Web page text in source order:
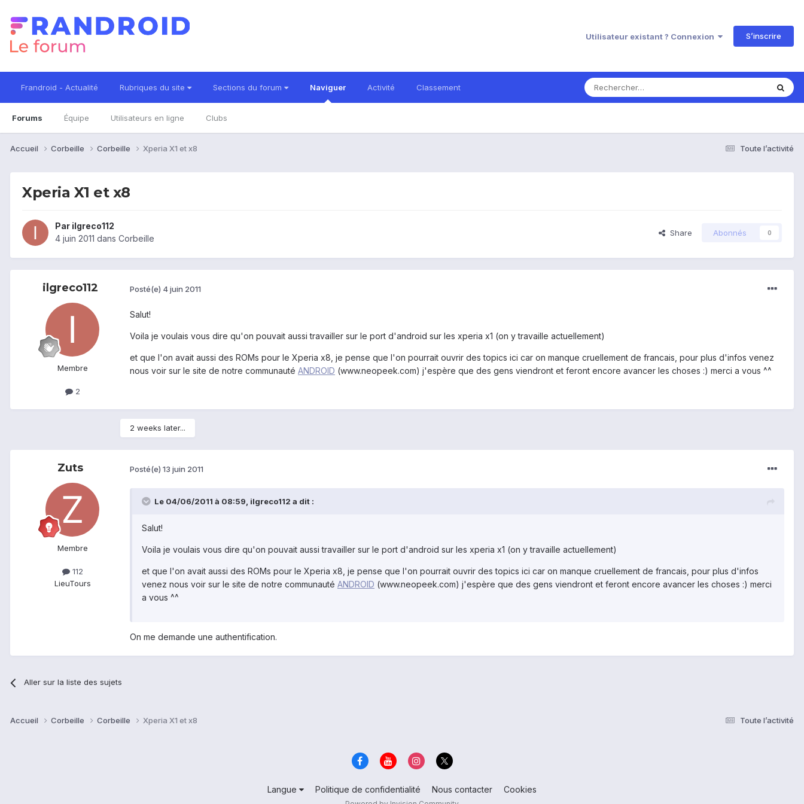
Utilisateur existant ? Connexion S’inscrire
Frandroid - Actualité Rubriques du site Sections du forum Naviguer
Forums Équipe Utilisateurs en ligne Clubs
Activité Classement
Toute l’activité
Accueil Corbeille Corbeille Xperia X1 et x8
Xperia X1 et x8
Par ilgreco112
4 juin 2011 dans Corbeille
Share Abonnés 0
ilgreco112
Membre
2
Posté(e) 4 juin 2011
Salut!
Voila je voulais vous dire qu'on pouvait aussi travailler sur le port d'android sur les xperia x1 (on y travaille actuellement)
et que l'on avait aussi des ROMs pour le Xperia x8, je pense que l'on pourrait ouvrir des topics ici car on manque cruellement de francais, pour plus d'infos venez
nous voir sur le site de notre communauté ANDROID (www.neopeek.com) j'espère que des gens viendront et feront encore avancer les choses :) merci a vous ^^
2 weeks later...
Zuts
Membre
112
LieuTours
Posté(e) 13 juin 2011
Le 04/06/2011 à 08:59, ilgreco112 a dit :
Salut!
Voila je voulais vous dire qu'on pouvait aussi travailler sur le port d'android sur les xperia x1 (on y travaille actuellement)
et que l'on avait aussi des ROMs pour le Xperia x8, je pense que l'on pourrait ouvrir des topics ici car on manque cruellement de francais, pour plus d'infos
venez nous voir sur le site de notre communauté ANDROID (www.neopeek.com) j'espère que des gens viendront et feront encore avancer les choses :) merci
a vous ^^
On me demande une authentification.
Aller sur la liste des sujets
Toute l’activité
Accueil Corbeille Corbeille Xperia X1 et x8
Langue Politique de confidentialité Nous contacter Cookies